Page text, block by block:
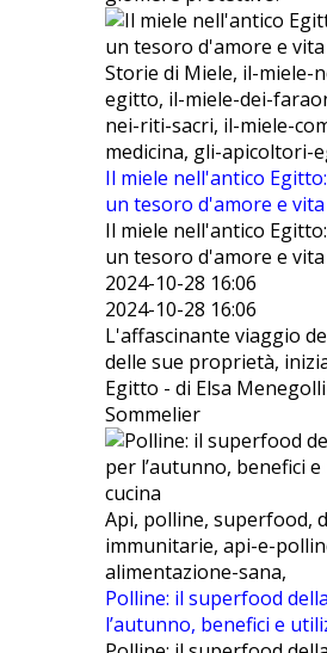
Storie di Miele, il-miele-
egitto, il-miele-dei-
nei-riti-sacri, il-miele-
medicina, gli-apicoltori-
Il miele nell'antico
un tesoro d'amore e vita
Il miele nell'antico
un tesoro d'amore e vita
2024-10-28 16:06
2024-10-28 16:06
L'affascinante viaggio
delle sue proprietà,
Egitto - di Elsa
Sommelier
Api, polline, superfood,
immunitarie, api-e-
alimentazione-sana,
Polline: il superfood
l’autunno, benefici e